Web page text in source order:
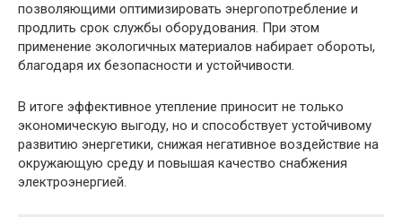
позволяющими оптимизировать энергопотребление и
продлить срок службы оборудования. При этом
применение экологичных материалов набирает обороты,
благодаря их безопасности и устойчивости.
В итоге эффективное утепление приносит не только
экономическую выгоду, но и способствует устойчивому
развитию энергетики, снижая негативное воздействие на
окружающую среду и повышая качество снабжения
электроэнергией.